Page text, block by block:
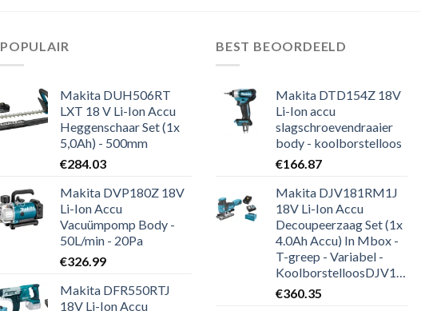
POPULAIR
Makita DUH506RT
LXT 18 V Li-Ion Accu
Heggenschaar Set (1x
5,0Ah) - 500mm
€284.03
Makita DVP180Z 18V
Li-Ion Accu
Vacuümpomp Body -
50L/min - 20Pa
€326.99
Makita DFR550RTJ
18V Li-Ion Accu
BEST BEOORDEELD
Makita DTD154Z 18V
Li-Ion accu
slagschroevendraaier
body - koolborstelloos
€166.87
Makita DJV181RM1J
18V Li-Ion Accu
Decoupeerzaag Set (1x
4.0Ah Accu) In Mbox -
T-greep - Variabel -
KoolborstelloosDJV181RM1J
€360.35